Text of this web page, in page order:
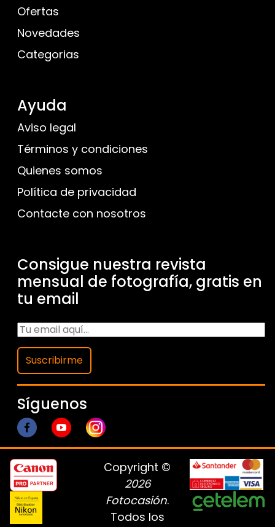
Ofertas
Novedades
Categorias
Ayuda
Aviso legal
Términos y condiciones
Quienes somos
Política de privacidad
Contacte con nosotros
Consigue nuestra revista
mensual de fotografía, gratis en
tu email
Suscribirme
Síguenos
Copyright ©
2026
Fotocasión.
Todos los